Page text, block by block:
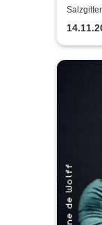
Aula